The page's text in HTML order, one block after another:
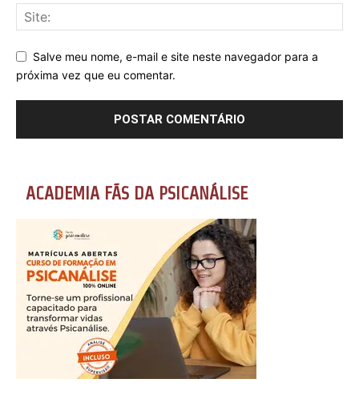
Salve meu nome, e-mail e site neste navegador para a
próxima vez que eu comentar.
ACADEMIA FÃS DA PSICANÁLISE